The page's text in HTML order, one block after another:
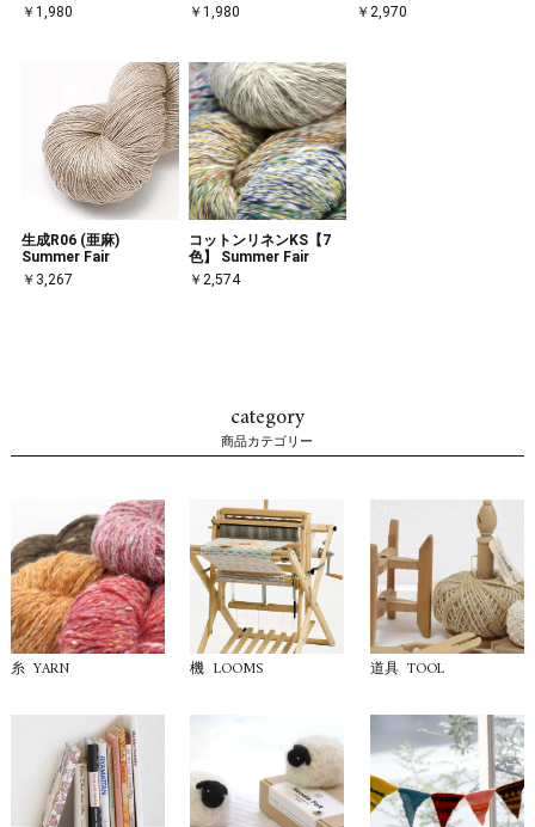
￥1,980
￥1,980
￥2,970
生成R06 (亜麻)
Summer Fair
￥3,267
コットンリネンKS【7
色】 Summer Fair
￥2,574
category
商品カテゴリー
糸 YARN 機 LOOMS 道具 TOOL